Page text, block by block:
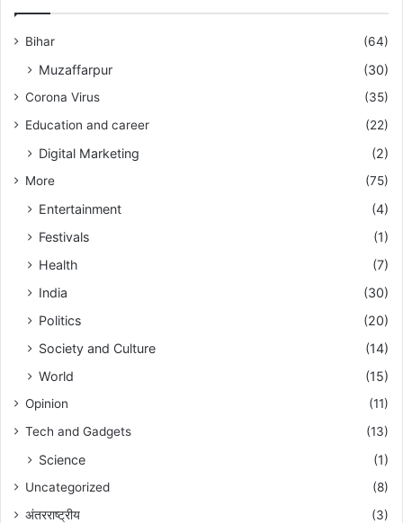
Bihar (64)
Muzaffarpur (30)
Corona Virus
(35)
Education and career
(22)
Digital Marketing (2)
More (75)
Entertainment
(4)
Festivals
(1)
Health
(7)
India
(30)
Politics
(20)
Society and Culture
(14)
World
(15)
Opinion
(11)
Tech and Gadgets
(13)
Science (1)
Uncategorized
(8)
अंतरराष्ट्रीय
(3)